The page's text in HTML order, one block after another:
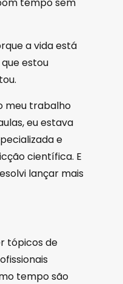
a vida está
estou
meu trabalho
eu estava
e
científica. E
lançar mais
tópicos de
tempo são